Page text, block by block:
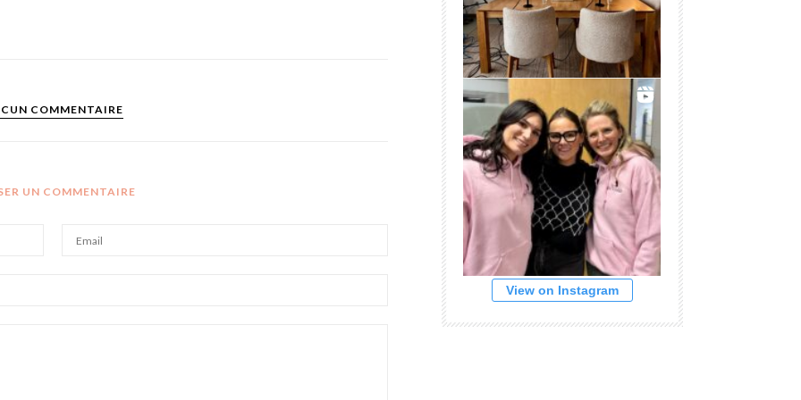
COMMENTAIRE
UN COMMENTAIRE
View on Instagram